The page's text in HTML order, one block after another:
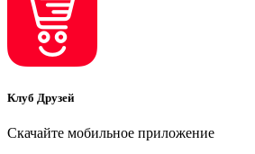
Клуб Друзей
Скачайте мобильное приложение